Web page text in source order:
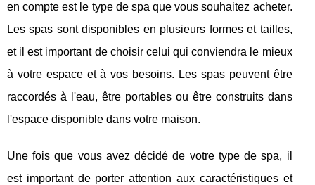
en compte est le type de spa que vous souhaitez acheter.
Les spas sont disponibles en plusieurs formes et tailles,
et il est important de choisir celui qui conviendra le mieux
à votre espace et à vos besoins. Les spas peuvent être
raccordés à l'eau, être portables ou être construits dans
l'espace disponible dans votre maison.
Une fois que vous avez décidé de votre type de spa, il
est important de porter attention aux caractéristiques et